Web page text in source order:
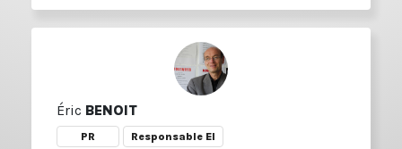
Éric BENOIT
PR Responsable EI